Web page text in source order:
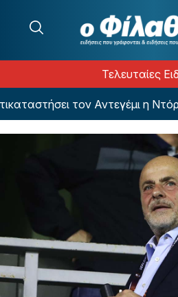
Τελευταίες
τον Αντεγέμι η